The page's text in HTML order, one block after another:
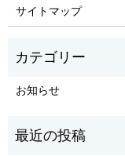
サイトマップ
お知らせ